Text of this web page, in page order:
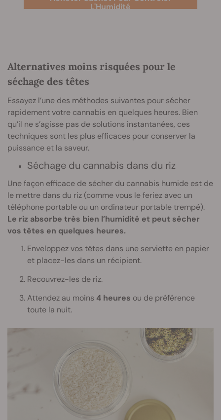
L'Humidité
Alternatives moins risquées pour le
séchage des têtes
Essayez l’une des méthodes suivantes pour sécher
rapidement votre cannabis en quelques heures. Bien
qu’il ne s’agisse pas de solutions instantanées, ces
techniques sont les plus efficaces pour conserver la
puissance et la saveur.
Séchage du cannabis dans du riz
Une façon efficace de sécher du cannabis humide est de
le mettre dans du riz (comme vous le feriez avec un
téléphone portable ou un ordinateur portable trempé).
Le riz absorbe très bien l’humidité et peut sécher
vos têtes en quelques heures.
Enveloppez vos têtes dans une serviette en papier
et placez-les dans un récipient.
Recouvrez-les de riz.
Attendez au moins 4 heures ou de préférence
toute la nuit.